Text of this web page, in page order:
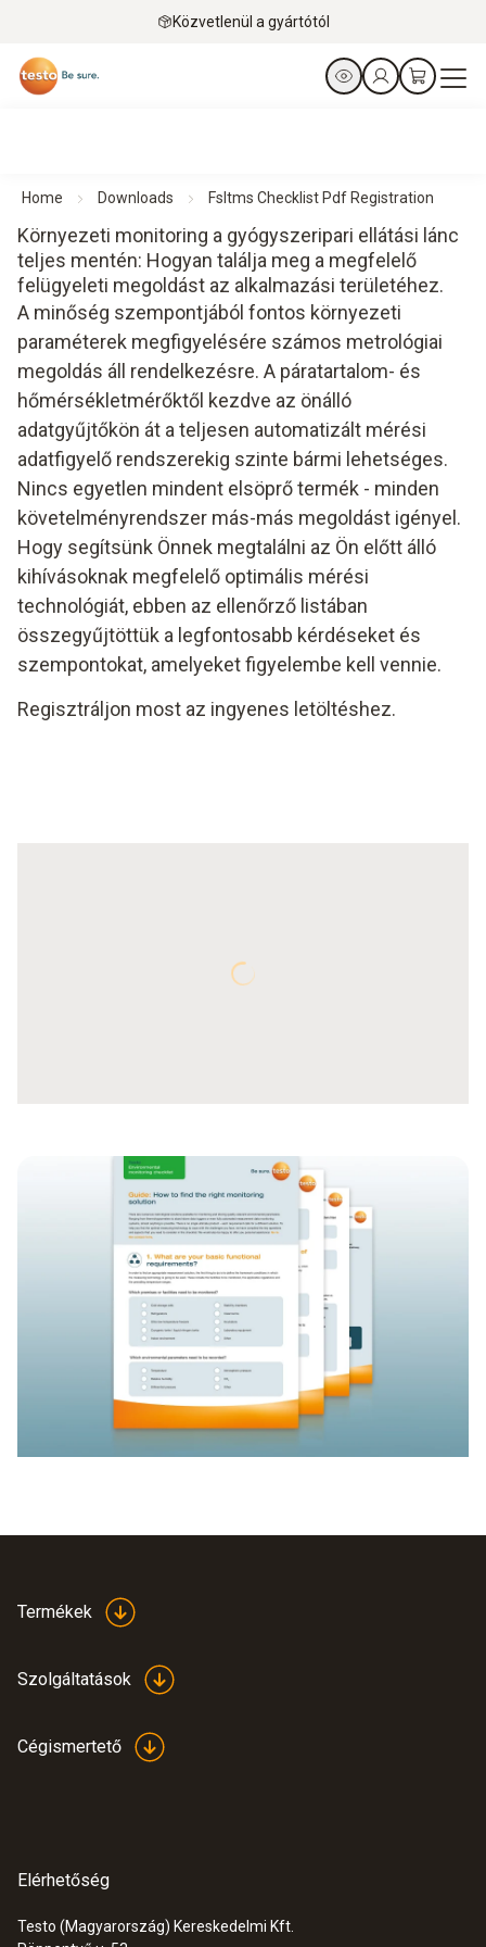
Közvetlenül a gyártótól
Home Downloads Fsltms Checklist Pdf Registration
Környezeti monitoring a gyógyszeripari ellátási lánc
teljes mentén: Hogyan találja meg a megfelelő
felügyeleti megoldást az alkalmazási területéhez.
A minőség szempontjából fontos környezeti
paraméterek megfigyelésére számos metrológiai
megoldás áll rendelkezésre. A páratartalom- és
hőmérsékletmérőktől kezdve az önálló
adatgyűjtőkön át a teljesen automatizált mérési
adatfigyelő rendszerekig szinte bármi lehetséges.
Nincs egyetlen mindent elsöprő termék - minden
követelményrendszer más-más megoldást igényel.
Hogy segítsünk Önnek megtalálni az Ön előtt álló
kihívásoknak megfelelő optimális mérési
technológiát, ebben az ellenőrző listában
összegyűjtöttük a legfontosabb kérdéseket és
szempontokat, amelyeket figyelembe kell vennie.
Regisztráljon most az ingyenes letöltéshez.
Termékek
Szolgáltatások
Cégismertető
Elérhetőség
Testo (Magyarország) Kereskedelmi Kft.